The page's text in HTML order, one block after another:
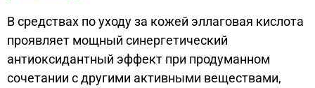
В средствах по уходу за кожей эллаговая кислота
проявляет мощный синергетический
антиоксидантный эффект при продуманном
сочетании с другими активными веществами,